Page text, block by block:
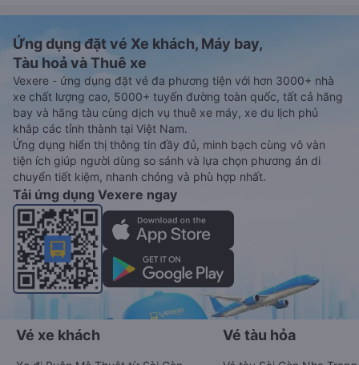
Ứng dụng đặt vé Xe khách, Máy bay,
Tàu hoả và Thuê xe
Vexere - ứng dụng đặt vé đa phương tiện với hơn 3000+ nhà
xe chất lượng cao, 5000+ tuyến đường toàn quốc, tất cả hãng
bay và hãng tàu cùng dịch vụ thuê xe máy, xe du lịch phủ
khắp các tỉnh thành tại Việt Nam.
Ứng dụng hiển thị thông tin đầy đủ, minh bạch cùng vô vàn
tiện ích giúp người dùng so sánh và lựa chọn phương án di
chuyển tiết kiệm, nhanh chóng và phù hợp nhất.
Tải ứng dụng Vexere ngay
Vé xe khách Vé tàu hỏa